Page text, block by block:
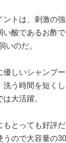
トは、刺激の
酸であるお酢
いのだ。
しいシャンプ
う時間を短く
大活躍。
とっても好評
ので大容量の